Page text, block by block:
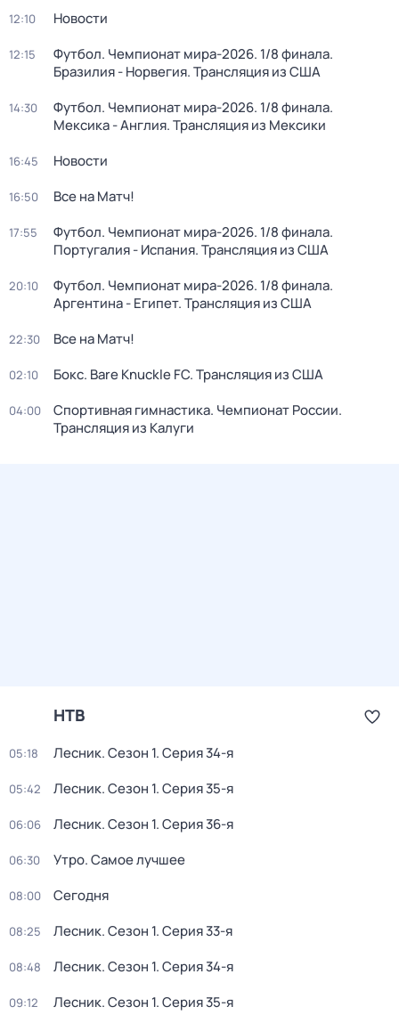
12:10 Новости
12:15
Футбол. Чемпионат мира-2026. 1/8 финала.
Бразилия - Норвегия. Трансляция из США
14:30
Футбол. Чемпионат мира-2026. 1/8 финала.
Мексика - Англия. Трансляция из Мексики
16:45 Новости
16:50 Все на Матч!
17:55
Футбол. Чемпионат мира-2026. 1/8 финала.
Португалия - Испания. Трансляция из США
20:10
Футбол. Чемпионат мира-2026. 1/8 финала.
Аргентина - Египет. Трансляция из США
22:30 Все на Матч!
02:10 Бокс. Bare Knuckle FC. Трансляция из США
04:00
Спортивная гимнастика. Чемпионат России.
Трансляция из Калуги
НТВ
05:18 Лесник. Сезон 1. Серия 34-я
05:42 Лесник. Сезон 1. Серия 35-я
06:06 Лесник. Сезон 1. Серия 36-я
06:30 Утро. Самое лучшее
08:00 Сегодня
08:25 Лесник. Сезон 1. Серия 33-я
08:48 Лесник. Сезон 1. Серия 34-я
09:12 Лесник. Сезон 1. Серия 35-я